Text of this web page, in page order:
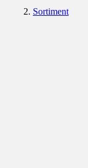
Sortiment